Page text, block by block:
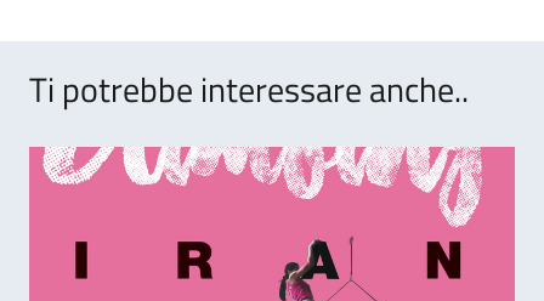
Ti potrebbe interessare anche..